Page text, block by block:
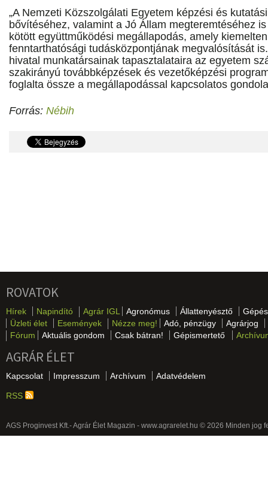
„A Nemzeti Közszolgálati Egyetem képzési és
bővítéséhez, valamint a Jó Állam megteremtéséhez
kötött együttműködési megállapodás, amely
fenntarthatósági tudásközpontjának megvalósítását
hivatal munkatársainak tapasztalataira az egyetem
szakirányú továbbképzések és vezetőképzési
foglalta össze a megállapodással kapcsolatos
Forrás: Nébih
ROVATOK
Hírek Napindító Agrár IGL Agronómus Állattenyésztő
Üzleti élet
Események Nézze meg! Adó, pénzügy
Agrárjog
Fórum
Aktuális gondom Csak bátran! Gépismertető
AGRÁR ÉLET
Kapcsolat Impresszum Archívum Adatvédelem
RSS
AGS Proginvest Kft.- Agrár Élet Magazin - www.agrarelet.hu © 2026 Minden jog